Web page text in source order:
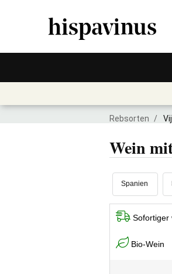
Rebsorten /
Wein
Spanien
Sofortiger
Bio-Wein